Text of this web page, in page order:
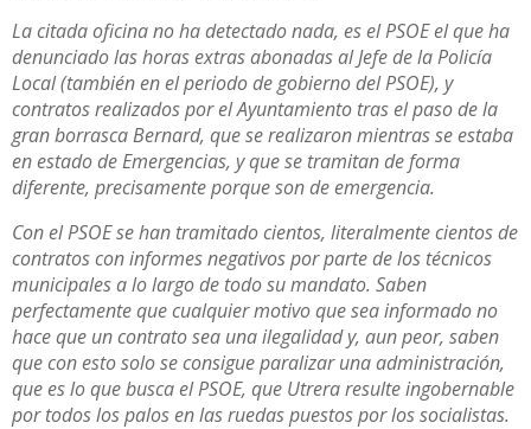
La citada oficina no ha detectado nada, es el PSOE el que ha
denunciado las horas extras abonadas al Jefe de la Policía
Local (también en el periodo de gobierno del PSOE), y
contratos realizados por el Ayuntamiento tras el paso de la
gran borrasca Bernard, que se realizaron mientras se estaba
en estado de Emergencias, y que se tramitan de forma
diferente, precisamente porque son de emergencia.
Con el PSOE se han tramitado cientos, literalmente cientos de
contratos con informes negativos por parte de los técnicos
municipales a lo largo de todo su mandato. Saben
perfectamente que cualquier motivo que sea informado no
hace que un contrato sea una ilegalidad y, aun peor, saben
que con esto solo se consigue paralizar una administración,
que es lo que busca el PSOE, que Utrera resulte ingobernable
por todos los palos en las ruedas puestos por los socialistas.